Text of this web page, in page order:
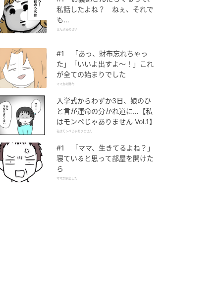
私話したよね？ ねぇ、それで
も…
ぜんぶ私のせい
#1 「あっ、財布忘れちゃっ
た」「いいよ出すよ〜！」これ
が全ての始まりでした
ママ友の財布
入学式からわずか3日、娘のひ
と言が運命の分かれ道に…【私
はモンペじゃありません Vol.1】
私はモンペじゃありません
#1 「ママ、生きてるよね？」
寝ていると思って部屋を開けた
ら
ママが家出した